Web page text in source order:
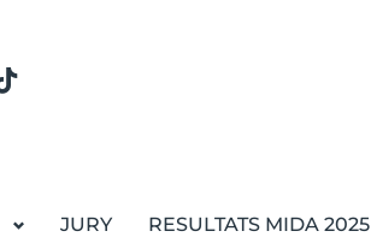
JURY RESULTATS MIDA 2025